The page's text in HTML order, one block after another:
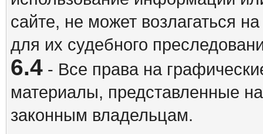
сайте, не может возлагаться
для их судебного
6.4- Все права на
материалы, представленные
законным владельцам.